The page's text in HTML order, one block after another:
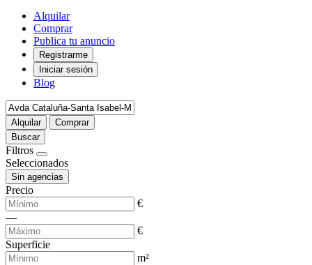
Alquilar
Comprar
Publica tu anuncio
Registrarme
Iniciar sesión
Blog
Alquilar
Comprar
Buscar
Filtros
Seleccionados
Sin agencias
Precio
€
—
€
Superficie
m²